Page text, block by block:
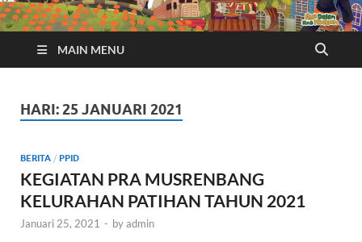
MAIN MENU
HARI:25 JANUARI 2021
BERITA / PPID
KEGIATAN PRA MUSRENBANG
KELURAHAN PATIHAN TAHUN 2021
Januari 25, 2021 - byadmin